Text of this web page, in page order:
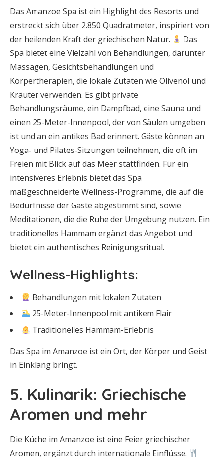
Das Amanzoe Spa ist ein Highlight des Resorts und
erstreckt sich über 2.850 Quadratmeter, inspiriert von
der heilenden Kraft der griechischen Natur.
Das
Spa bietet eine Vielzahl von Behandlungen, darunter
Massagen, Gesichtsbehandlungen und
Körpertherapien, die lokale Zutaten wie Olivenöl und
Kräuter verwenden. Es gibt private
Behandlungsräume, ein Dampfbad, eine Sauna und
einen 25-Meter-Innenpool, der von Säulen umgeben
ist und an ein antikes Bad erinnert. Gäste können an
Yoga- und Pilates-Sitzungen teilnehmen, die oft im
Freien mit Blick auf das Meer stattfinden. Für ein
intensiveres Erlebnis bietet das Spa
maßgeschneiderte Wellness-Programme, die auf die
Bedürfnisse der Gäste abgestimmt sind, sowie
Meditationen, die die Ruhe der Umgebung nutzen. Ein
traditionelles Hammam ergänzt das Angebot und
bietet ein authentisches Reinigungsritual.
Wellness-Highlights:
Behandlungen mit lokalen Zutaten
25-Meter-Innenpool mit antikem Flair
Traditionelles Hammam-Erlebnis
Das Spa im Amanzoe ist ein Ort, der Körper und Geist
in Einklang bringt.
5. Kulinarik: Griechische
Aromen und mehr
Die Küche im Amanzoe ist eine Feier griechischer
Aromen, ergänzt durch internationale Einflüsse.